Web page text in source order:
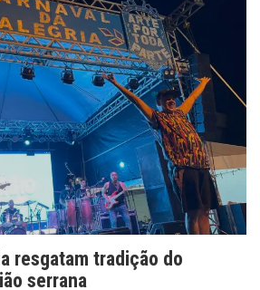
resgatam tradição do
serrana